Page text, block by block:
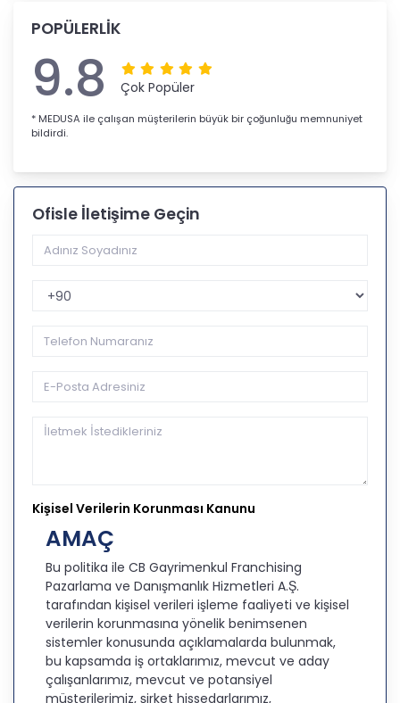
POPÜLERLİK
9.8 Çok Popüler
* MEDUSA ile çalışan müşterilerin büyük bir çoğunluğu memnuniyet
bildirdi.
Ofisle İletişime Geçin
Telefon Kodu
Kişisel Verilerin Korunması Kanunu
AMAÇ
Bu politika ile CB Gayrimenkul Franchising
Pazarlama ve Danışmanlık Hizmetleri A.Ş.
tarafından kişisel verileri işleme faaliyeti ve kişisel
verilerin korunmasına yönelik benimsenen
sistemler konusunda açıklamalarda bulunmak,
bu kapsamda iş ortaklarımız, mevcut ve aday
çalışanlarımız, mevcut ve potansiyel
müşterilerimiz, şirket hissedarlarımız,